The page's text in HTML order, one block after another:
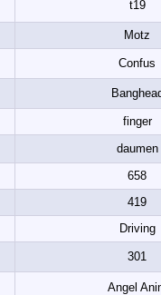
t19
Motz
Confus
finger
daumen
658
419
Driving
301
Angel